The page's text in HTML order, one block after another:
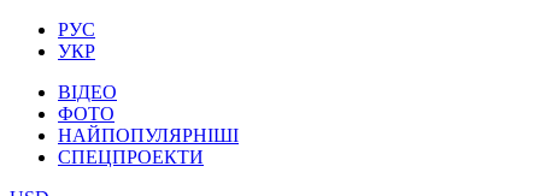
РУС
УКР
ВІДЕО
ФОТО
НАЙПОПУЛЯРНІШІ
СПЕЦПРОЕКТИ